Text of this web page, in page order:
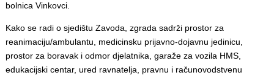
bolnica Vinkovci.
Kako se radi o sjedištu Zavoda, zgrada sadrži prostor za
reanimaciju/ambulantu, medicinsku prijavno-dojavnu jedinicu,
prostor za boravak i odmor djelatnika, garaže za vozila HMS,
edukacijski centar, ured ravnatelja, pravnu i računovodstvenu